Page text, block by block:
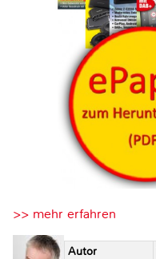
>> mehr erfahren
Autor